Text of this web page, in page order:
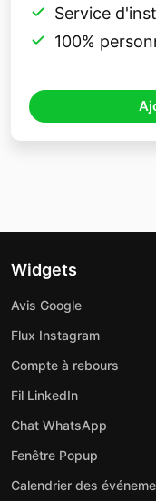
Service
100%
Widgets
Avis Google
Flux Instagram
Compte à rebours
Fil LinkedIn
Chat WhatsApp
Fenêtre Popup
Calendrier des